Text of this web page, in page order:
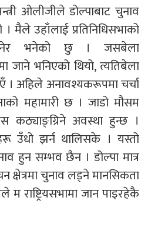
ओलीजीले डोल्पाबाट चुनाव
मैले उहाँलाई प्रतिनिधिसभाको
भनेर भनेको छु । जसबेला
जाने भनिएको थियो, त्यतिबेला
। अहिले अनावश्यकरूपमा चर्चा
महामारी छ । जाडो मौसम
कठ्याङ्ग्रिने अवस्था हुन्छ ।
उँधो झर्न थालिसके । यस्तो
हुन सम्भव छैन । डोल्पा मात्र
क्षेत्रमा चुनाव लड्ने मानसिकता
म राष्ट्रियसभामा जान पाइरहेकै